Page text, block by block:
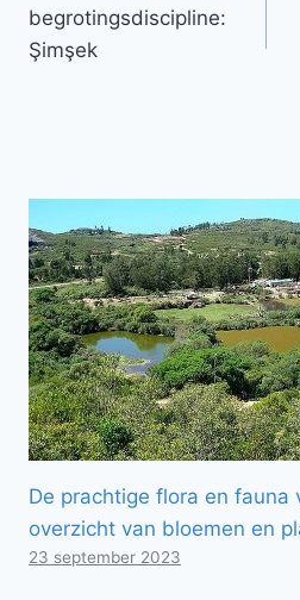
begrotingsdiscipline:
Şimşek
De prachtige flora en fauna
overzicht van bloemen en
23 september 2023